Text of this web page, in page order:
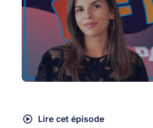
Lire cet épisode